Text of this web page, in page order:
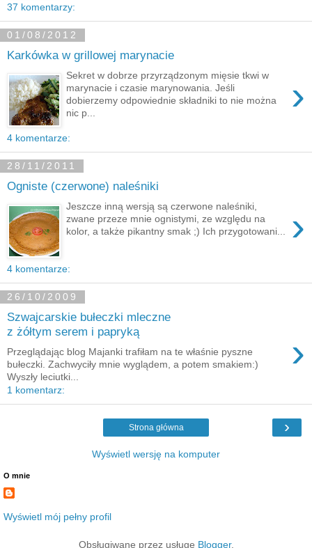
37 komentarzy:
01/08/2012
Karkówka w grillowej marynacie
›
Sekret w dobrze przyrządzonym mięsie tkwi w
marynacie i czasie marynowania. Jeśli
dobierzemy odpowiednie składniki to nie można
nic p...
4 komentarze:
28/11/2011
Ogniste (czerwone) naleśniki
›
Jeszcze inną wersją są czerwone naleśniki,
zwane przeze mnie ognistymi, ze względu na
kolor, a także pikantny smak ;) Ich przygotowani...
4 komentarze:
26/10/2009
Szwajcarskie bułeczki mleczne
z żółtym serem i papryką
›
Przeglądając blog Majanki trafiłam na te właśnie pyszne
bułeczki. Zachwyciły mnie wyglądem, a potem smakiem:)
Wyszły leciutki...
1 komentarz:
›
Strona główna
Wyświetl wersję na komputer
O mnie
Wyświetl mój pełny profil
Obsługiwane przez usługę Blogger.